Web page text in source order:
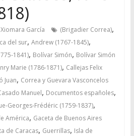
Xiomara García (Brigadier Correa),
del sur, Andrew (1767-1845),
1841), Bolívar Simón, Bolívar Simón
Marie (1786-1871), Callejas Felix
Juan, Correa y Guevara Vasconcelos
Manuel, Documentos españoles,
Georges-Frédéric (1759-1837),
América, Gaceta de Buenos Aires
de Caracas, Guerrillas, Isla de